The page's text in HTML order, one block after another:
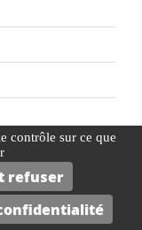
contrôle sur ce que
refuser